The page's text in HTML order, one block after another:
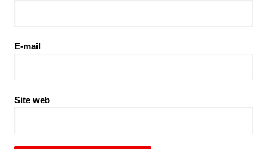
E-mail
Site web